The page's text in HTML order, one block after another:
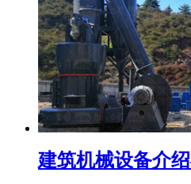
建筑机械设备介